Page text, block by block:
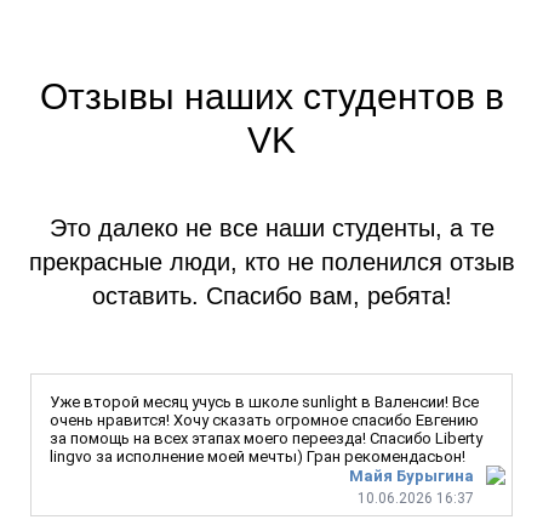
Отзывы наших студентов в
VK
Это далеко не все наши студенты, а те
прекрасные люди, кто не поленился отзыв
оставить. Спасибо вам, ребята!
Майя Бурыгина
10.06.2026 16:37
Уже второй месяц учусь в школе sunlight в Валенсии! Все
очень нравится! Хочу сказать огромное спасибо Евгению
за помощь на всех этапах моего переезда! Спасибо Liberty
lingvo за исполнение моей мечты) Гран рекомендасьон!